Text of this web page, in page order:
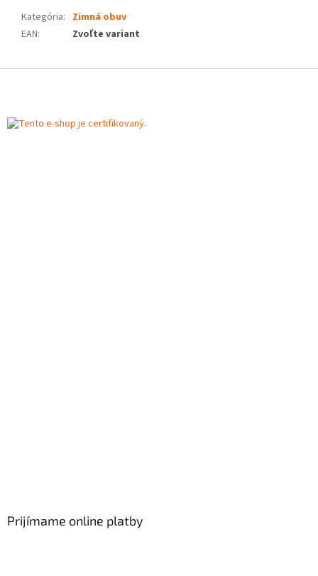
Kategória: Zimná obuv
EAN: Zvoľte variant
Prijímame online platby